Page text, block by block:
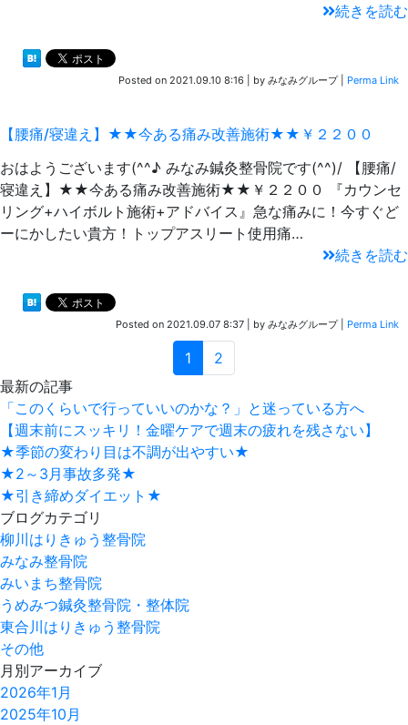
続きを読む
Posted on 2021.09.10 8:16 by みなみグループ| Perma Link
【腰痛/寝違え】★★今ある痛み改善施術★★￥２２００
おはようございます(^^♪ みなみ鍼灸整骨院です(^^)/ 【腰痛/
寝違え】★★今ある痛み改善施術★★￥２２００ 『カウンセ
リング+ハイボルト施術+アドバイス』急な痛みに！今すぐど
ーにかしたい貴方！トップアスリート使用痛…
続きを読む
Posted on 2021.09.07 8:37 by みなみグループ| Perma Link
1
2
最新の記事
「このくらいで行っていいのかな？」と迷っている方へ
【週末前にスッキリ！金曜ケアで週末の疲れを残さない】
★季節の変わり目は不調が出やすい★
★2～3月事故多発★
★引き締めダイエット★
ブログカテゴリ
柳川はりきゅう整骨院
みなみ整骨院
みいまち整骨院
うめみつ鍼灸整骨院・整体院
東合川はりきゅう整骨院
その他
月別アーカイブ
2026年1月
2025年10月